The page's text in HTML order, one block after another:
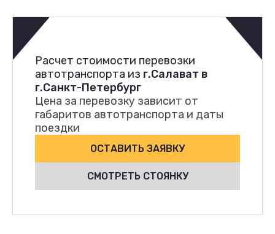
Расчет стоимости перевозки
автотранспорта из г.Салават в
г.Санкт-Петербург
Цена за перевозку зависит от
габаритов автотранспорта и даты
поездки
ОСТАВИТЬ ЗАЯВКУ
СМОТРЕТЬ СТОЯНКУ